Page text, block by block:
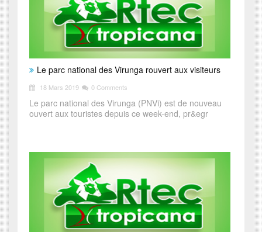
Le parc national des Virunga rouvert aux visiteurs
18 Mars 2019 0 Comments
Le parc national des Virunga (PNVi) est de nouveau
ouvert aux touristes depuis ce week-end, pr&egr